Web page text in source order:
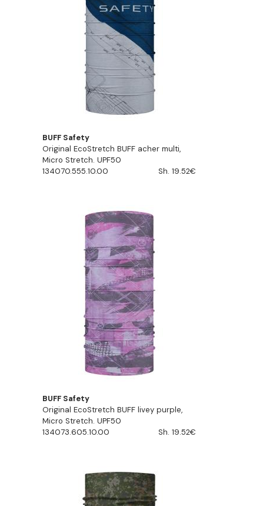
BUFF Safety
Original EcoStretch BUFF acher multi,
Micro Stretch. UPF50
134070.555.10.00
Sh. 19.52€
BUFF Safety
Original EcoStretch BUFF livey purple,
Micro Stretch. UPF50
134073.605.10.00
Sh. 19.52€